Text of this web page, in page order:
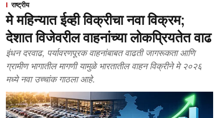
राष्ट्रीय
मे महिन्यात ईव्ही विक्रीचा नवा विक्रम;
देशात विजेवरील वाहनांच्या लोकप्रियतेत वाढ
इंधन दरवाढ, पर्यावरणपूरक वाहनांबाबत वाढती जागरूकता आणि
ग्रामीण भागातील मागणी यामुळे भारतातील वाहन विक्रीने मे २०२६
मध्ये नवा उच्चांक गाठला आहे.